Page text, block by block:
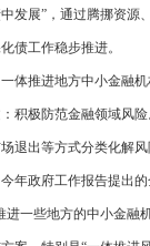
发展”，通过腾挪资源
债工作稳步推进。
体推进地方中小金融
积极防范金融领域风
退出等方式分类化解
年政府工作报告提出
进一些地方的中小金融